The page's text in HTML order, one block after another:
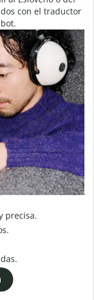
con el traductor
precisa.